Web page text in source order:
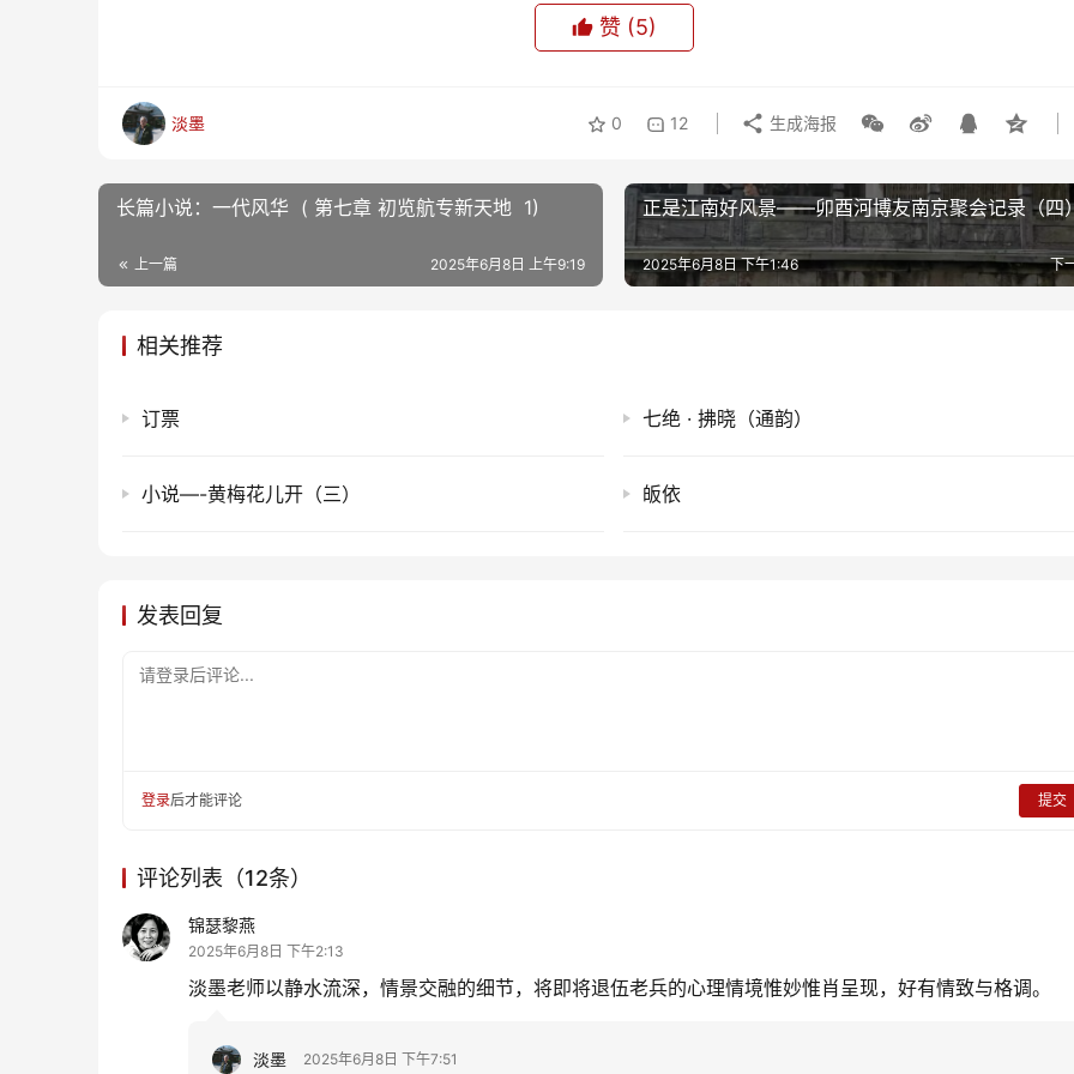
赞 (5)
淡墨 0 12 生成海报
长篇小说：一代风华 ( 第七章 初览航专新天地 1)
上一篇 2025年6月8日 上午9:19
正是江南好风景——卯酉河博友南京聚会记录（四
下
2025年6月8日 下午1:46
相关推荐
订票 七绝 · 拂晓（通韵）
小说—-黄梅花儿开（三） 皈依
发表回复
请登录后评论...
登录后才能评论 提交
评论列表（12条）
锦瑟黎燕
2025年6月8日 下午2:13
淡墨老师以静水流深，情景交融的细节，将即将退伍老兵的心理情境惟妙惟肖呈现，好有情致与格调。
淡墨 2025年6月8日 下午7:51